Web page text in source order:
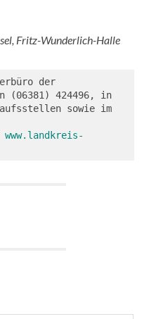
Fritz-Wunderlich-Halle
der
(06381) 424496, in
sowie im
www.landkreis-